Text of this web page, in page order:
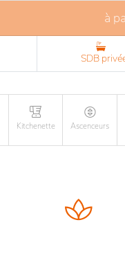
à
SDB
Kitchenette Ascenceurs